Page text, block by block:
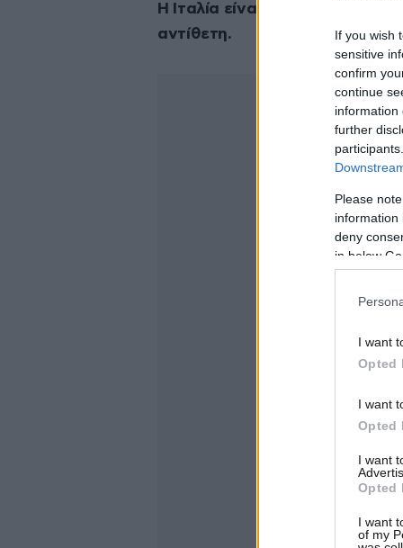
If you wish
sensitive
confirm
continue
information
further
Please
information
deny
in below
I want
Opted
I want
Opted
I want
Opted
I want
of my
Η Ιταλία είναι η μοναδική
αντίθετη.